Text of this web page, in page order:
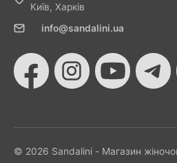
Київ, Харків
info@sandalini.ua
© 2026 Sandalini - Магазин